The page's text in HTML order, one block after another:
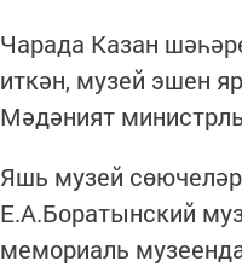
Чарада Казан
иткән, музей эшен
Мәдәният
Яшь музей
Е.А.Боратынский
мемориаль